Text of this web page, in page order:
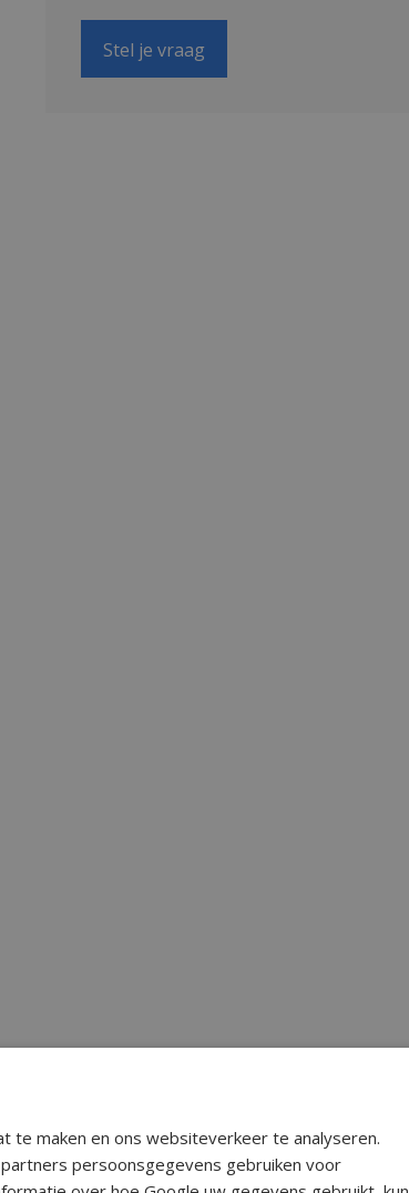
Stel je vraag
te maken en ons websiteverkeer te analyseren.
persoonsgegevens gebruiken voor